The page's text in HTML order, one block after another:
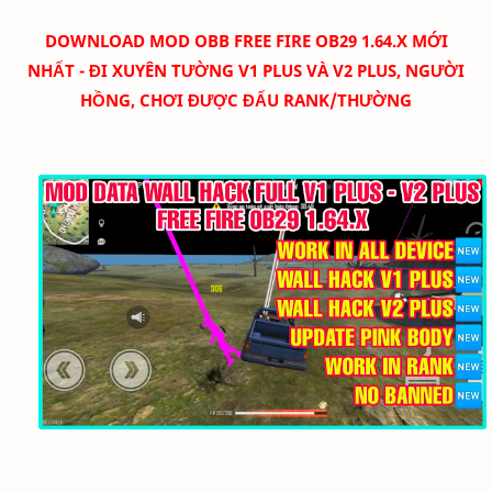
DOWNLOAD MOD OBB FREE FIRE OB29 1.64.X MỚI
NHẤT - ĐI XUYÊN TƯỜNG V1 PLUS VÀ V2 PLUS, NGƯỜI
HỒNG, CHƠI ĐƯỢC ĐẤU RANK/THƯỜNG